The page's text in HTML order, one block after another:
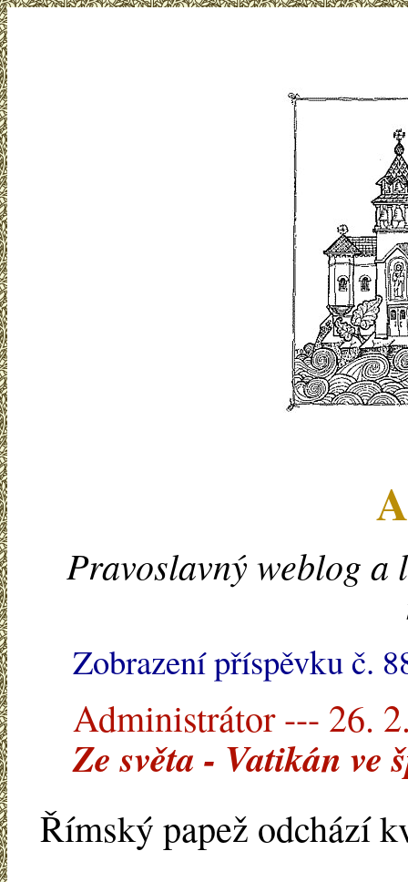
Pravoslavný weblog a
Zobrazení příspěvku č.
Administrátor --- 26.
Ze světa - Vatikán ve
Římský papež odchází